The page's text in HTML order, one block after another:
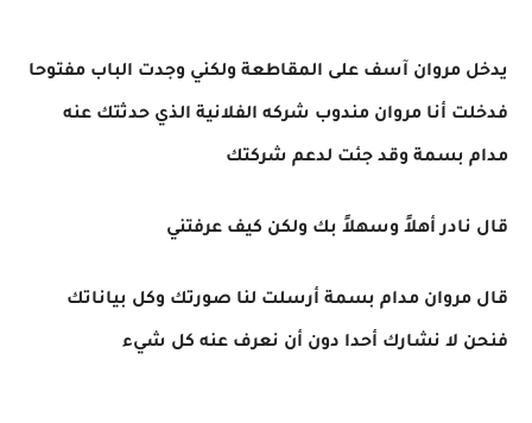
يدخل مروان آسف على المقاطعة ولكني وجدت الباب مفتوحا
فدخلت أنا مروان مندوب شركه الفلانية الذي حدثتك عنه
مدام بسمة وقد جئت لدعم شركتك
قال نادر أهلاً وسهلاً بك ولكن كيف عرفتني
قال مروان مدام بسمة أرسلت لنا صورتك وكل بياناتك
فنحن لا نشارك أحدا دون أن نعرف عنه كل شيء